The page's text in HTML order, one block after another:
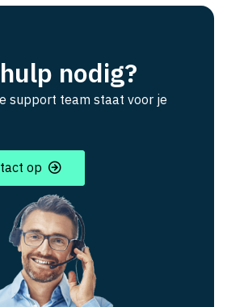
nodig?
support team staat voor je
op